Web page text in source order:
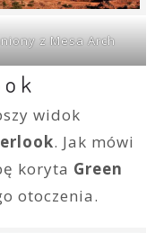
z Mesa Arch
widok
. Jak mówi
koryta Green
otoczenia.